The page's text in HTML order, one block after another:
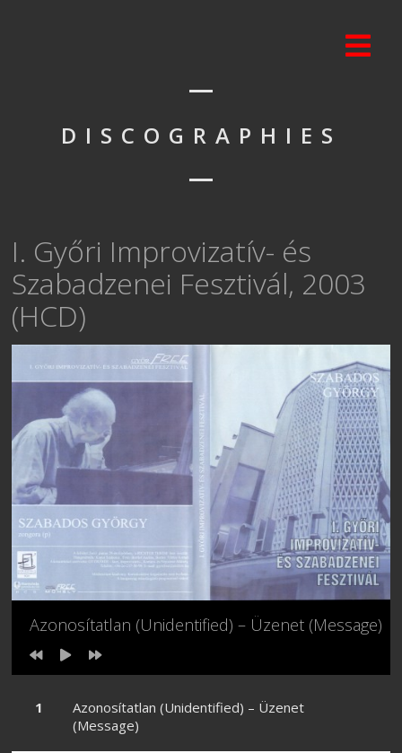
DISCOGRAPHIES
I. Győri Improvizatív- és
Szabadzenei Fesztivál, 2003
(HCD)
Azonosítatlan (Unidentified) – Üzenet (Message)
Azonosítatlan (Unidentified) – Üzenet
(Message)